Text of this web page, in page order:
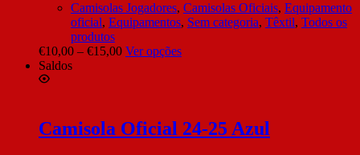
Camisolas Jogadores, Camisolas Oficiais, Equipamento
oficial, Equipamentos, Sem categoria, Têxtil, Todos os
produtos
€10,00 – €15,00 Ver opções
Saldos
Camisola Oficial 24-25 Azul